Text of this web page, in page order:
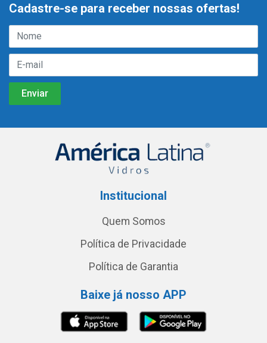
Cadastre-se para receber nossas ofertas!
Institucional
Quem Somos
Política de Privacidade
Política de Garantia
Baixe já nosso APP